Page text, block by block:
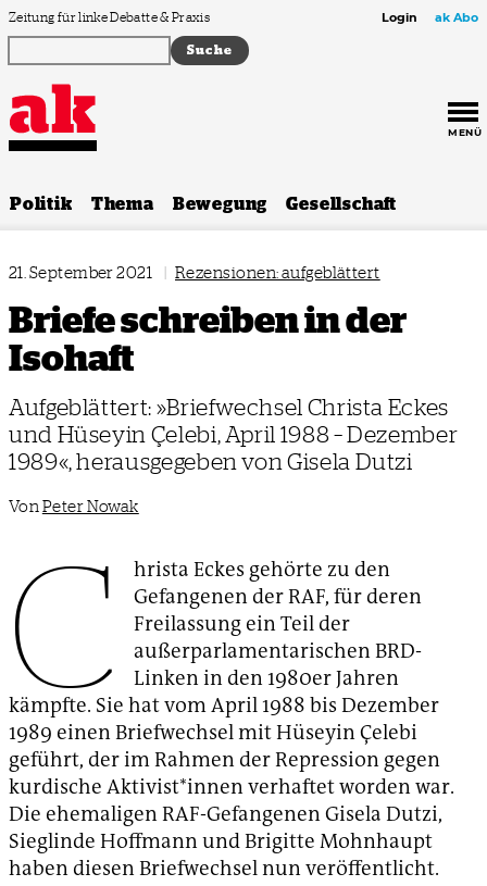
Zum Inhalt springen
Zeitung für linke Debatte & Praxis Login ak Abo
MENÜ
Politik Thema Bewegung Gesellschaft
21. September 2021 | Rezensionen: aufgeblättert
Briefe schreiben in der
Isohaft
Aufgeblättert: »Briefwechsel Christa Eckes
und Hüseyin Çelebi, April 1988 – Dezember
1989«, herausgegeben von Gisela Dutzi
Von Peter Nowak
C
hrista Eckes gehörte zu den
Gefangenen der RAF, für deren
Freilassung ein Teil der
außerparlamentarischen BRD-
Linken in den 1980er Jahren
kämpfte. Sie hat vom April 1988 bis Dezember
1989 einen Briefwechsel mit Hüseyin Çelebi
geführt, der im Rahmen der Repression gegen
kurdische Aktivist*innen verhaftet worden war.
Die ehemaligen RAF-Gefangenen Gisela Dutzi,
Sieglinde Hoffmann und Brigitte Mohnhaupt
haben diesen Briefwechsel nun veröffentlicht.